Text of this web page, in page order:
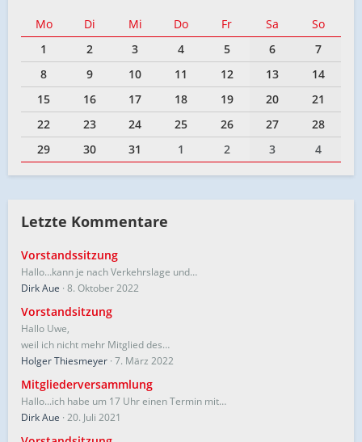
Mo Di Mi Do Fr Sa
So
1
2 3 4 5 6
7
8
9 10 11 12 13
14
15
16 17 18 19 20
21
22
23 24 25 26 27
28
29
30 31 1 2 3 4
Letzte Kommentare
Vorstandssitzung
Hallo…kann je nach Verkehrslage und…
Dirk Aue 8. Oktober 2022
Vorstandsitzung
Hallo Uwe,
weil ich nicht mehr Mitglied des…
Holger Thiesmeyer 7. März 2022
Mitgliederversammlung
Hallo...ich habe um 17 Uhr einen Termin mit…
Dirk Aue 20. Juli 2021